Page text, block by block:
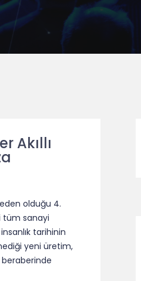
Akıllı
olduğu 4.
tüm sanayi
tarihinin
yeni üretim,
beraberinde